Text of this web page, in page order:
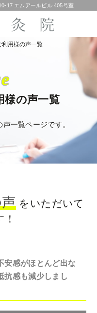
17 エムアールビル 405号室
利用様の声一覧
様の声一覧
一覧ページです。
をいただいて
安感がほとんど出な
抗感も減少しまし